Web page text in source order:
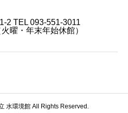
2 TEL 093-551-3011
曜・年末年始休館）
水環境館 All Rights Reserved.